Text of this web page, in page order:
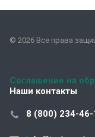
© 2026 Все права
Соглашение на
Наши контакты
8 (800) 234-46-